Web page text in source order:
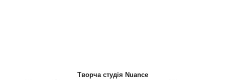
Творча студія Nuance